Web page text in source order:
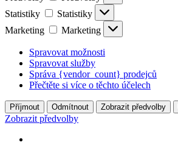
Statistiky
Statistiky
Marketing
Marketing
Spravovat možnosti
Spravovat služby
Správa {vendor_count} prodejců
Přečtěte si více o těchto účelech
Příjmout Odmítnout Zobrazit předvolby
Zobrazit předvolby